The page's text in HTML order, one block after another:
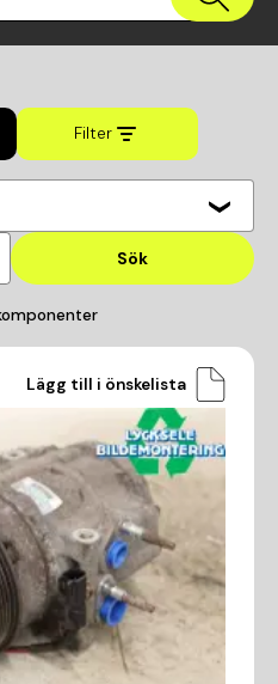
Filter
Sök
Lägg till i önskelista